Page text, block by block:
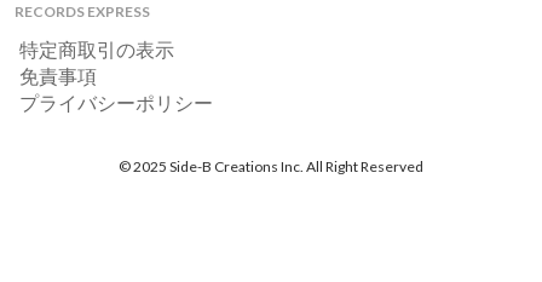
RECORDS EXPRESS
特定商取引の表示
免責事項
プライバシーポリシー
© 2025 Side-B Creations Inc. All Right Reserved